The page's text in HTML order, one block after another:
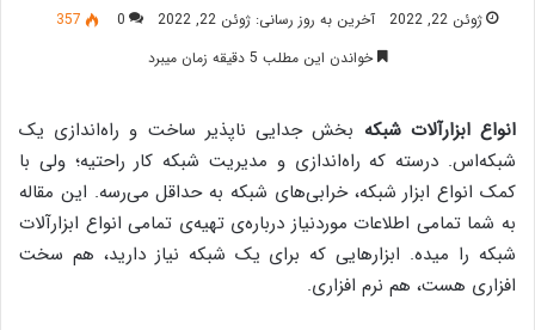
ژوئن 22, 2022 آخرین به روز رسانی: ژوئن 22, 2022 0
357
خواندن این مطلب 5 دقیقه زمان میبرد
انواع ابزارآلات شبکه بخش جدایی ناپذیر ساخت و راه‌اندازی یک
شبکه‌اس. درسته که راه‌اندازی و مدیریت شبکه کار راحتیه؛ ولی با
کمک انواع ابزار شبکه، خرابی‌های شبکه به حداقل می‌رسه. این مقاله
به شما تمامی اطلاعات موردنیاز درباره‌ی تهیه‌ی تمامی انواع ابزارآلات
شبکه را میده. ابزارهایی که برای یک شبکه نیاز دارید، هم سخت
افزاری هست، هم نرم افزاری.